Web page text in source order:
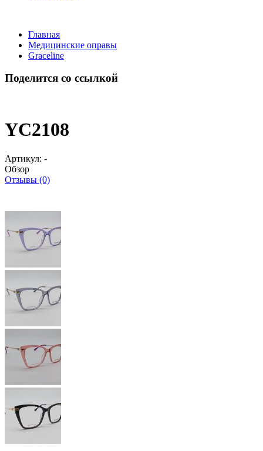
Главная
Медицинские оправы
Graceline
Поделится со ссылкой
YC2108
Артикул: -
Обзор
Отзывы (0)